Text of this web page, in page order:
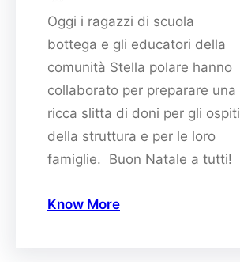
Oggi i ragazzi di scuola
bottega e gli educatori della
comunità Stella polare hanno
collaborato per preparare una
ricca slitta di doni per gli ospiti
della struttura e per le loro
famiglie. Buon Natale a tutti!
Know More